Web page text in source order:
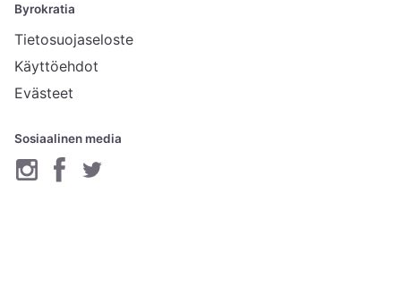
Byrokratia
Tietosuojaseloste
Käyttöehdot
Evästeet
Sosiaalinen media